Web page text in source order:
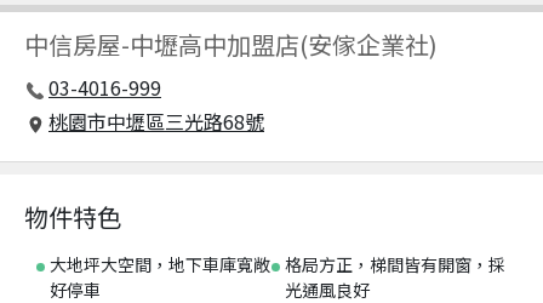
中信房屋-中壢高中加盟店(安傢企業社)
03-4016-999
桃園市中壢區三光路68號
物件特色
大地坪大空間，地下車庫寬敞
好停車
格局方正，梯間皆有開窗，採
光通風良好